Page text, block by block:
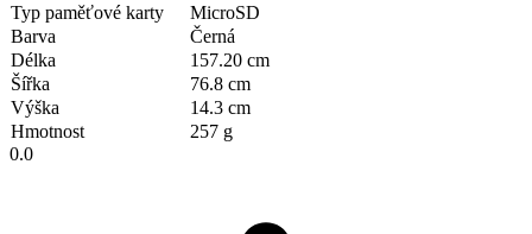
Typ paměťové karty
MicroSD
Barva
Černá
Délka
157.20 cm
Šířka
76.8 cm
Výška
14.3 cm
Hmotnost
257 g
0.0